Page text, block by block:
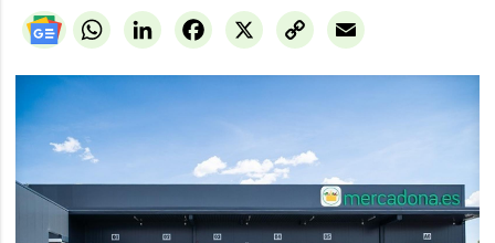
WhatsAppLinkedIn X
Facebook
Copy
Link
Email